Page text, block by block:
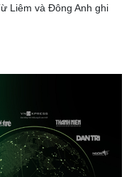
Liêm và Đông Anh ghi